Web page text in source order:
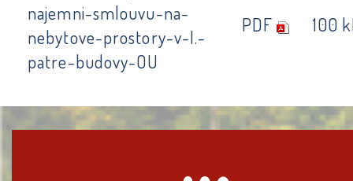
najemni-smlouvu-na-
nebytove-prostory-v-I.-
patre-budovy-OU
PDF 100